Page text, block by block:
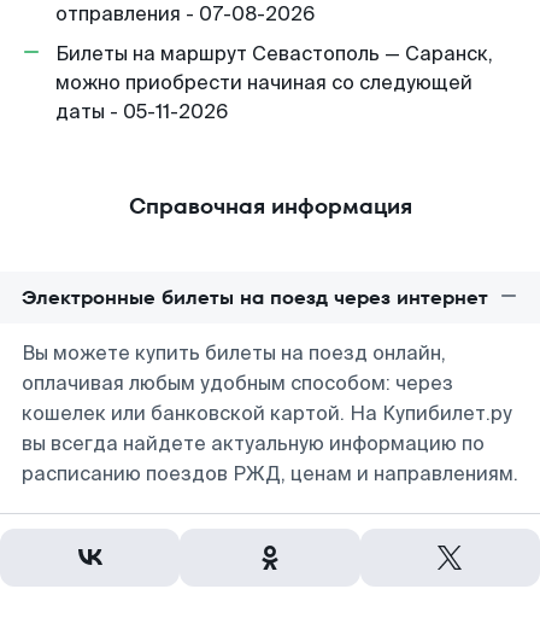
отправления - 07-08-2026
Билеты на маршрут Севастополь — Саранск,
можно приобрести начиная со следующей
даты - 05-11-2026
Справочная информация
Электронные билеты на поезд через интернет
Вы можете купить билеты на поезд онлайн,
оплачивая любым удобным способом: через
кошелек или банковской картой. На Купибилет.ру
вы всегда найдете актуальную информацию по
расписанию поездов РЖД, ценам и направлениям.